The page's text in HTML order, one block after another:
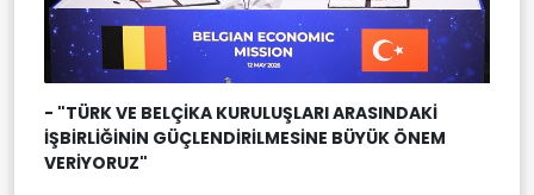
- "TÜRK VE BELÇİKA KURULUŞLARI ARASINDAKİ
İŞBİRLİĞİNİN GÜÇLENDİRİLMESİNE BÜYÜK ÖNEM
VERİYORUZ"